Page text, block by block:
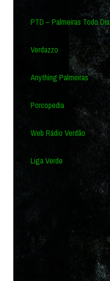
PTD – Palmeiras Todo Dia
Verdazzo
Anything Palmeiras
Porcopedia
Web Rádio Verdão
Liga Verde